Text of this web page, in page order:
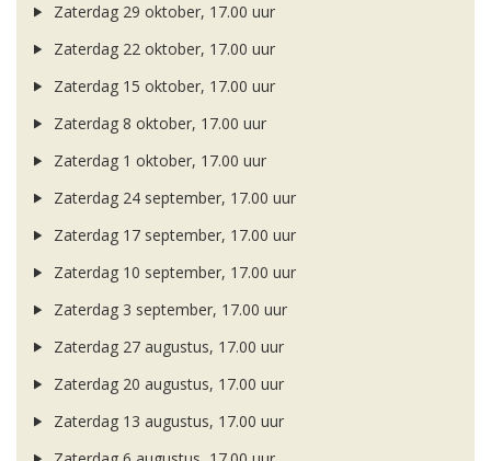
Zaterdag 29 oktober, 17.00 uur
Zaterdag 22 oktober, 17.00 uur
Zaterdag 15 oktober, 17.00 uur
Zaterdag 8 oktober, 17.00 uur
Zaterdag 1 oktober, 17.00 uur
Zaterdag 24 september, 17.00 uur
Zaterdag 17 september, 17.00 uur
Zaterdag 10 september, 17.00 uur
Zaterdag 3 september, 17.00 uur
Zaterdag 27 augustus, 17.00 uur
Zaterdag 20 augustus, 17.00 uur
Zaterdag 13 augustus, 17.00 uur